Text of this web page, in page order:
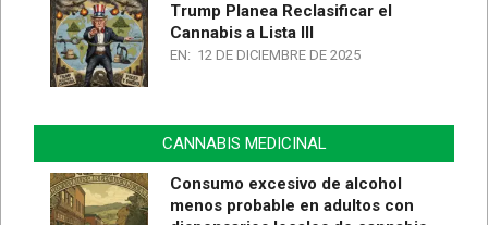
Trump Planea Reclasificar el
Cannabis a Lista III
EN: 12 DE DICIEMBRE DE 2025
CANNABIS MEDICINAL
Consumo excesivo de alcohol
menos probable en adultos con